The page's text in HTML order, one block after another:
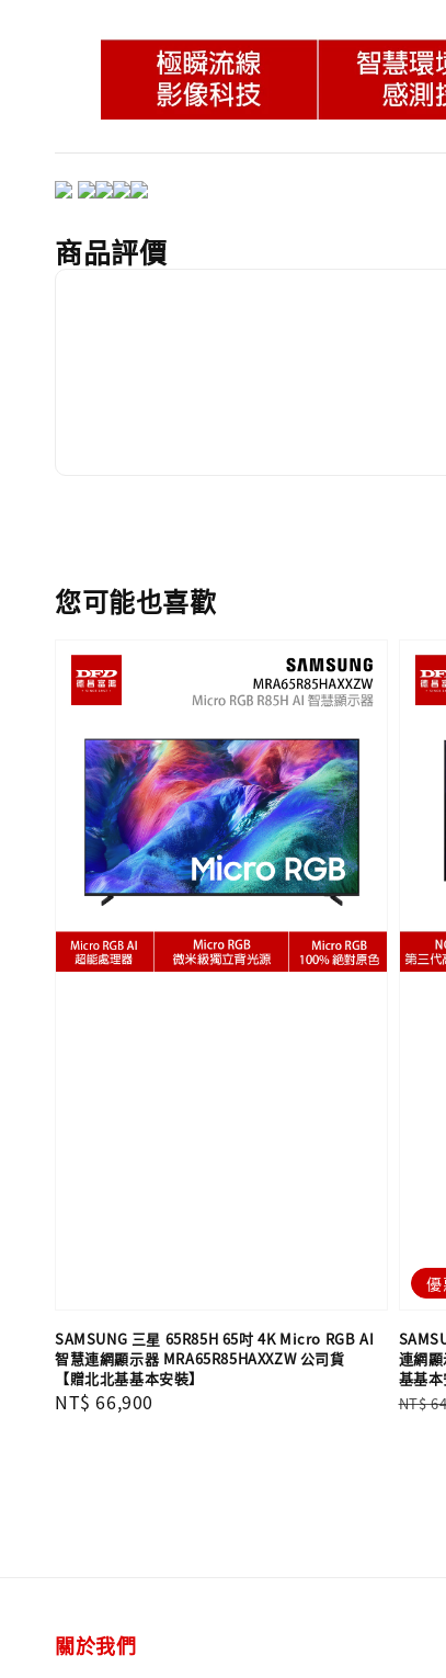
商品評價
您可能也喜歡
SAMSUNG 三星 65R85H 65吋 4K Micro RGB AI
智慧連網顯示器 MRA65R85HAXXZW 公司貨
【贈北北基基本安裝】
Regular
NT$ 66,900
優
連網
基基本
NT$
關於我們